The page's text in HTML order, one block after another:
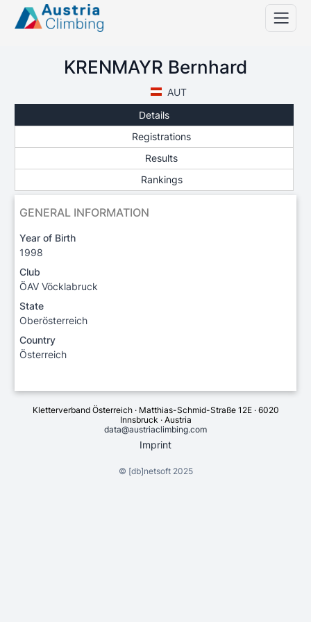
KRENMAYR Bernhard
AUT
Details
Registrations
Results
Rankings
GENERAL INFORMATION
Year of Birth
1998
Club
ÖAV Vöcklabruck
State
Oberösterreich
Country
Österreich
Kletterverband Österreich · Matthias-Schmid-Straße 12E · 6020
Innsbruck · Austria
data@austriaclimbing.com
Imprint
© [db]netsoft2025